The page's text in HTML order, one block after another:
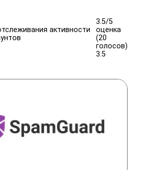
активности
3.5/5
оценка
(20
голосов)
3.5